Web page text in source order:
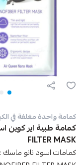
كمامة واحدة مغلفة في
FILTER MASK